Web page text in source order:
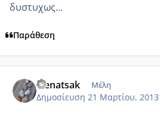
δυστυχως...
Παράθεση
elenatsak Μέλη
Δημοσίευση 21 Μαρτίου, 2013